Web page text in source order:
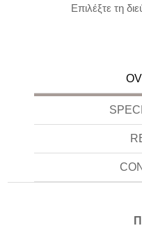
Επιλέξτε τη